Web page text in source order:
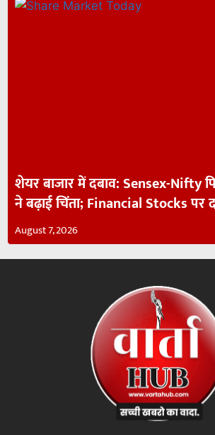
शेयर बाजार में दबाव: Sensex-Nifty
ने बढ़ाई चिंता; Financial Stocks पर
August 7, 2026